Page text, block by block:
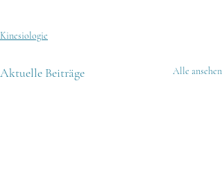
Kinesiologie
Aktuelle Beiträge Alle ansehen